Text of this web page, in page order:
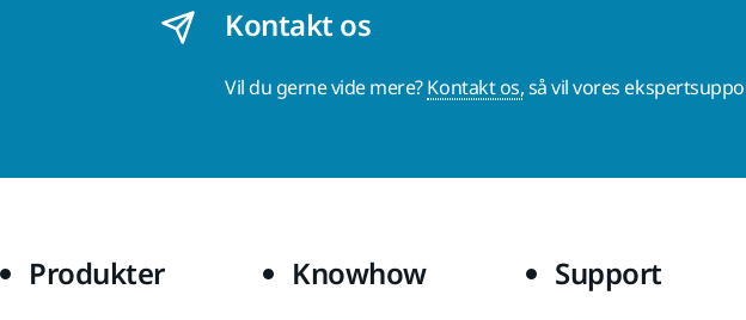
Kontakt os
Vil du gerne vide mere?Kontakt os,så vil vores
Produkter Knowhow Support